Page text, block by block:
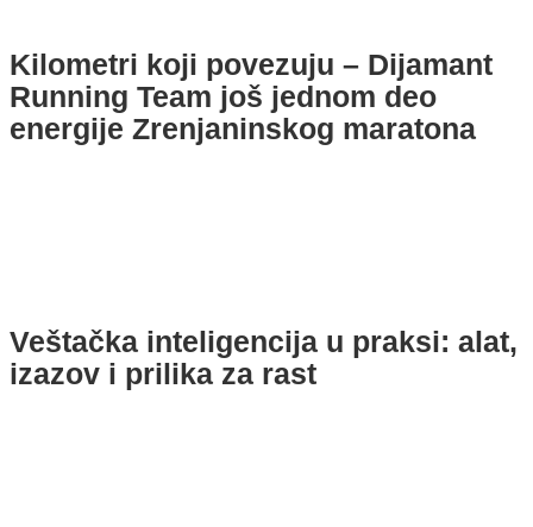
Kilometri koji povezuju – Dijamant
Running Team još jednom deo
energije Zrenjaninskog maratona
Veštačka inteligencija u praksi: alat,
izazov i prilika za rast